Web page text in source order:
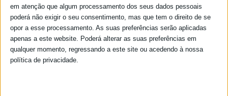
em atenção que algum processamento dos seus dados pessoais
poderá não exigir o seu consentimento, mas que tem o direito de se
opor a esse processamento. As suas preferências serão aplicadas
apenas a este website. Poderá alterar as suas preferências em
qualquer momento, regressando a este site ou acedendo à nossa
política de privacidade.